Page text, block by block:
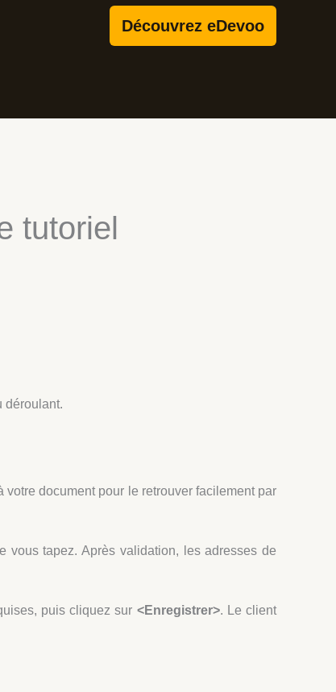
Découvrez eDevoo
tutoriel
déroulant.
document pour le retrouver facilement par
vous tapez. Après validation, les adresses de
puis cliquez sur <Enregistrer>. Le client